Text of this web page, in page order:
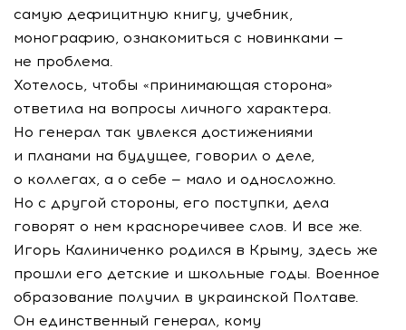
самую дефицитную книгу, учебник,
монографию, ознакомиться с новинками —
не проблема.
Хотелось, чтобы «принимающая сторона»
ответила на вопросы личного характера.
Но генерал так увлекся достижениями
и планами на будущее, говорил о деле,
о коллегах, а о себе — мало и односложно.
Но с другой стороны, его поступки, дела
говорят о нем красноречивее слов. И все же.
Игорь Калиниченко родился в Крыму, здесь же
прошли его детские и школьные годы. Военное
образование получил в украинской Полтаве.
Он единственный генерал, кому